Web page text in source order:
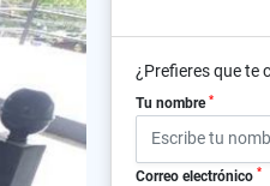
¿Prefieres que te
Tu nombre *
Correo electrónico *